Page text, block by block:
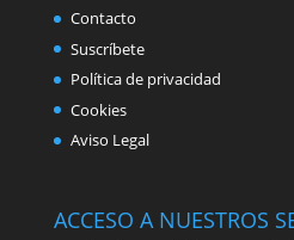
Contacto
Suscríbete
Política de privacidad
Cookies
Aviso Legal
ACCESO A NUESTROS